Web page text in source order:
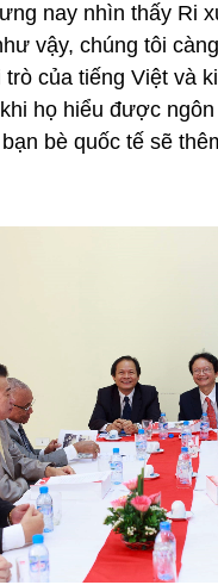
nay nhìn thấy Ri
vậy, chúng tôi
trò của tiếng Việt và
họ hiểu được
bè quốc tế sẽ